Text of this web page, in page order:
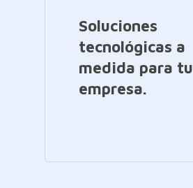
Soluciones
tecnológicas a
medida para tu
empresa.